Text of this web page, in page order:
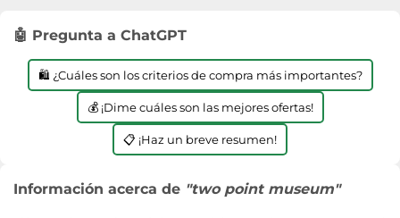
🤖 Pregunta a ChatGPT
🛍️ ¿Cuáles son los criterios de compra más importantes?
💰 ¡Dime cuáles son las mejores ofertas!
📋 ¡Haz un breve resumen!
Información acerca de "two point museum"